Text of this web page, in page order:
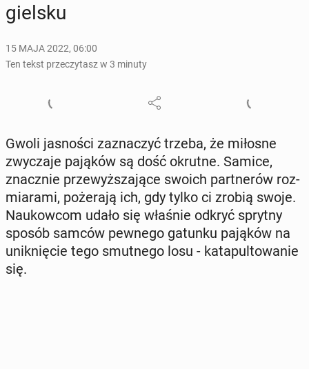
giel­sku
15 MAJA 2022, 06:00
Ten tekst przeczytasz w 3 minuty
Gwoli ja­sno­ści za­zna­czyć trzeba, że miłosne
zwy­cza­je pająków są dość okrutne. Samice,
znacz­nie prze­wyż­sza­ją­ce swoich part­ne­rów roz­
mia­ra­mi, po­że­ra­ją ich, gdy tylko ci zrobią swoje.
Na­ukow­com udało się właśnie odkryć sprytny
sposób samców pewnego gatunku pająków na
unik­nię­cie tego smut­ne­go losu - ka­ta­pul­to­wa­nie
się.